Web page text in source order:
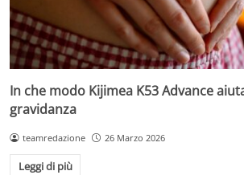
In che modo Kijimea K53 Advance
gravidanza
teamredazione 26 Marzo 2026
Leggi di più